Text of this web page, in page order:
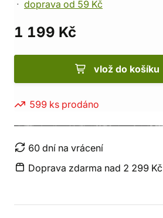
doprava od 59 Kč
1 199 Kč
vlož do košíku
599 ks prodáno
60 dní na vrácení
Doprava zdarma nad 2 299 Kč